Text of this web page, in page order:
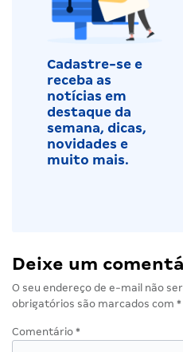
Cadastre-se e
receba as
notícias em
destaque da
semana, dicas,
novidades e
muito mais.
Deixe um
O seu endereço de e-mail não
obrigatórios são marcados com *
Comentário *